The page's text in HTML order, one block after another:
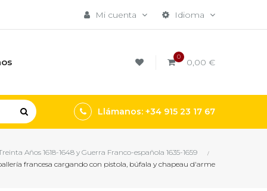
Idioma
Mi cuenta
0 0,00 €
Llámanos: +34 915 23 17 67
Años 1618-1648 y Guerra Franco-española 1635-1659
francesa cargando con pistola, búfala y chapeau d'arme